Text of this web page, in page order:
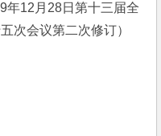
年12月28日第十三届全
次会议第二次修订）